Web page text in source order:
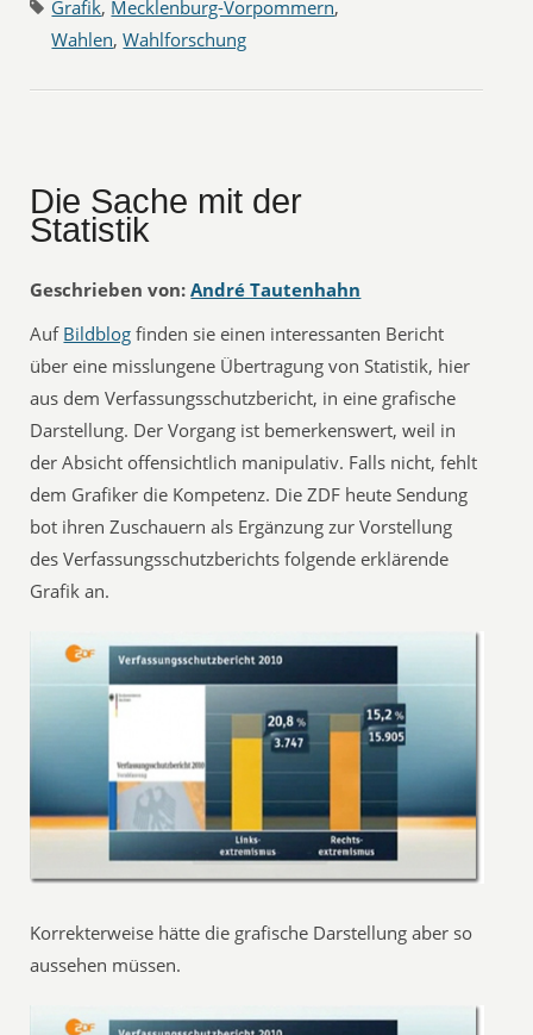
Grafik, Mecklenburg-Vorpommern,
Wahlen,Wahlforschung
Die Sache mit der
Statistik
Geschrieben von: André Tautenhahn
Auf Bildblog finden sie einen interessanten Bericht
über eine misslungene Übertragung von Statistik, hier
aus dem Verfassungsschutzbericht, in eine grafische
Darstellung. Der Vorgang ist bemerkenswert, weil in
der Absicht offensichtlich manipulativ. Falls nicht, fehlt
dem Grafiker die Kompetenz. Die ZDF heute Sendung
bot ihren Zuschauern als Ergänzung zur Vorstellung
des Verfassungsschutzberichts folgende erklärende
Grafik an.
Korrekterweise hätte die grafische Darstellung aber so
aussehen müssen.